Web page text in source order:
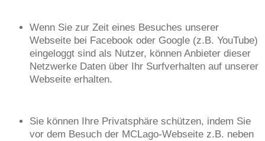
Wenn Sie zur Zeit eines Besuches unserer
Webseite bei Facebook oder Google (z.B. YouTube)
eingeloggt sind als Nutzer, können Anbieter dieser
Netzwerke Daten über Ihr Surfverhalten auf unserer
Webseite erhalten.
Sie können Ihre Privatsphäre schützen, indem Sie
vor dem Besuch der MCLago-Webseite z.B. neben